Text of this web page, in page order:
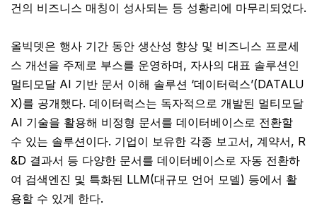
건의 비즈니스 매칭이 성사되는 등 성황리에 마무리되었다.
올빅뎃은 행사 기간 동안 생산성 향상 및 비즈니스 프로세
스 개선을 주제로 부스를 운영하며, 자사의 대표 솔루션인
멀티모달 AI 기반 문서 이해 솔루션 ‘데이터럭스’(DATALU
X)를 공개했다. 데이터럭스는 독자적으로 개발된 멀티모달
AI 기술을 활용해 비정형 문서를 데이터베이스로 전환할
수 있는 솔루션이다. 기업이 보유한 각종 보고서, 계약서, R
&D 결과서 등 다양한 문서를 데이터베이스로 자동 전환하
여 검색엔진 및 특화된 LLM(대규모 언어 모델) 등에서 활
용할 수 있게 한다.